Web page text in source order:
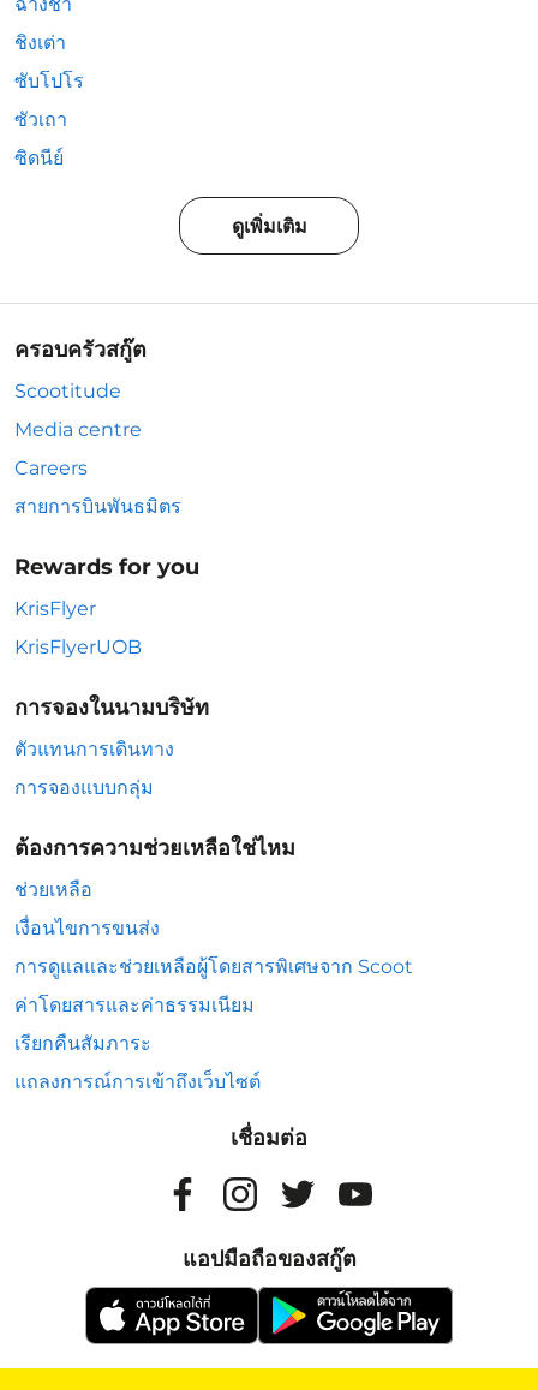
ชิงเต่า
ซับโปโร
ซัวเถา
ซิดนีย์
ดูเพิ่มเติม
ครอบครัวสกู๊ต
Scootitude
Media centre
Careers
สายการบินพันธมิตร
Rewards for you
KrisFlyer
KrisFlyerUOB
การจองในนามบริษัท
ตัวแทนการเดินทาง
การจองแบบกลุ่ม
ต้องการความช่วยเหลือใช่ไหม
ช่วยเหลือ
เงื่อนไขการขนส่ง
การดูแลและช่วยเหลือผู้โดยสารพิเศษจาก Scoot
ค่าโดยสารและค่าธรรมเนียม
เรียกคืนสัมภาระ
แถลงการณ์การเข้าถึงเว็บไซต์
เชื่อมต่อ
แอปมือถือของสกู๊ต